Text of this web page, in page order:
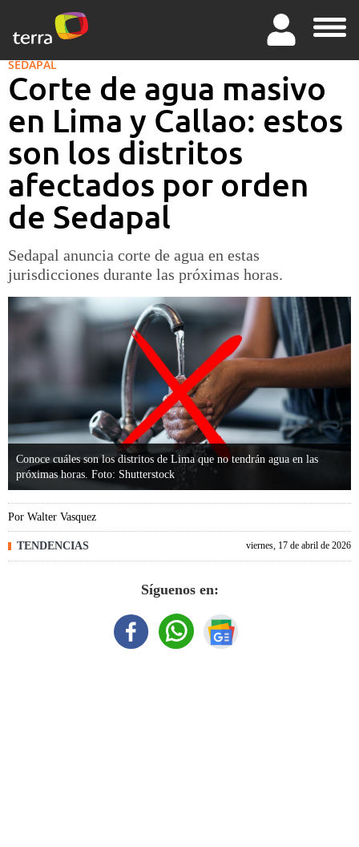
SEDAPAL
Corte de agua masivo
en Lima y Callao: estos
son los distritos
afectados por orden
de Sedapal
Sedapal anuncia corte de agua en estas
jurisdicciones durante las próximas horas.
Conoce cuáles son los distritos de Lima que no tendrán agua en las
próximas horas. Foto: Shutterstock
TENDENCIAS
Por Walter Vasquez
viernes, 17 de abril de 2026
Síguenos en: